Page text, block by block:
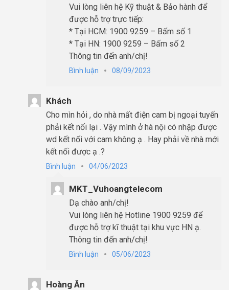
Vui lòng liên hệ Kỹ thuật & Bảo hành để
được hỗ trợ trực tiếp:
* Tại HCM: 1900 9259 – Bấm số 1
* Tại HN: 1900 9259 – Bấm số 2
Thông tin đến anh/chị!
Bình luận 08/09/2023
Khách
Cho mìn hỏi , do nhà mất điện cam bị ngoại tuyến
phải kết nối lại . Vậy mình ở hà nội có nhập được
wd kết nối với cam không ạ . Hay phải về nhà mới
kết nối được ạ .?
Bình luận 04/06/2023
MKT_Vuhoangtelecom
Dạ chào anh/chị!
Vui lòng liên hệ Hotline 1900 9259 để
được hỗ trợ kĩ thuật tại khu vực HN ạ.
Thông tin đến anh/chị!
Bình luận 05/06/2023
Hoàng Ân